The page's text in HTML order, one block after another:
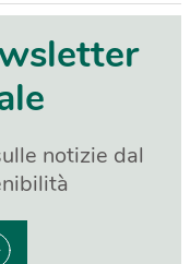
notizie dal